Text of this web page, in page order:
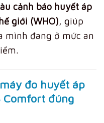
cảnh báo huyết áp
giới (WHO), giúp
mình đang ở mức an
đo huyết áp
Comfort đúng